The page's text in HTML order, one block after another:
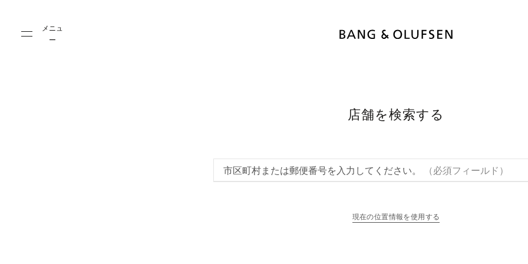
メニュ
ー
店舗を検索する
市区町村または郵便番号を入力してください。 （必須フィールド）
現在の位置情報を使用する